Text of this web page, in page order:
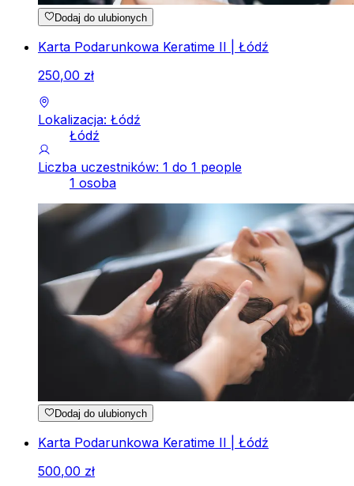
Dodaj do ulubionych
Karta Podarunkowa Keratime II | Łódź
250,00 zł
Lokalizacja: Łódź
Łódź
Liczba uczestników: 1 do 1 people
1 osoba
Dodaj do ulubionych
Karta Podarunkowa Keratime II | Łódź
500,00 zł